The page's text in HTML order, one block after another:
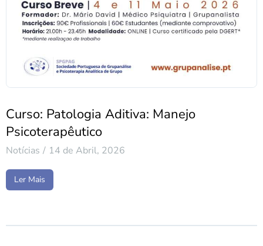
Curso: Patologia Aditiva: Manejo
Psicoterapêutico
Notícias 14 de Abril, 2026
Ler Mais